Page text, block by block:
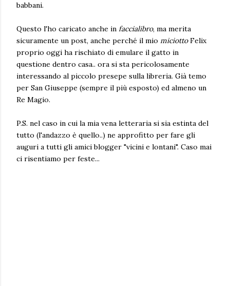
babbani.
Questo l'ho caricato anche in faccialibro, ma merita
sicuramente un post, anche perché il mio miciottoFelix
proprio oggi ha rischiato di emulare il gatto in
questione dentro casa.. ora si sta pericolosamente
interessando al piccolo presepe sulla libreria. Già temo
per San Giuseppe (sempre il più esposto) ed almeno un
Re Magio.
P.S. nel caso in cui la mia vena letteraria si sia estinta del
tutto (l'andazzo è quello..) ne approfitto per fare gli
auguri a tutti gli amici blogger "vicini e lontani". Caso mai
ci risentiamo per feste...